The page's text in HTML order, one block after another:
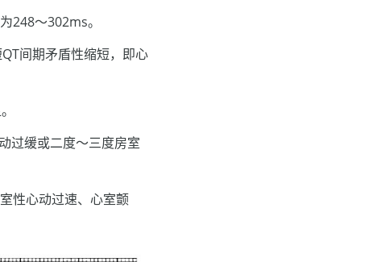
248～302ms。
间期矛盾性缩短，即心
过缓或二度～三度房室
性心动过速、心室颤